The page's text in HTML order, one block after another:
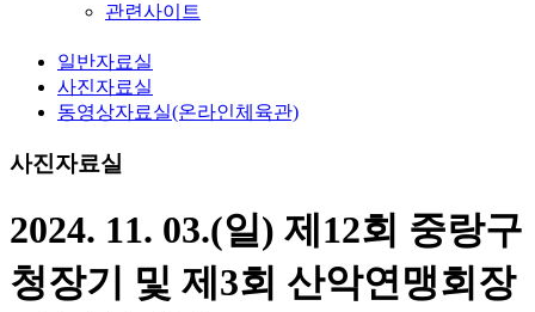
관련사이트
일반자료실
사진자료실
동영상자료실(온라인체육관)
사진자료실
2024. 11. 03.(일) 제12회 중랑구
청장기 및 제3회 산악연맹회장